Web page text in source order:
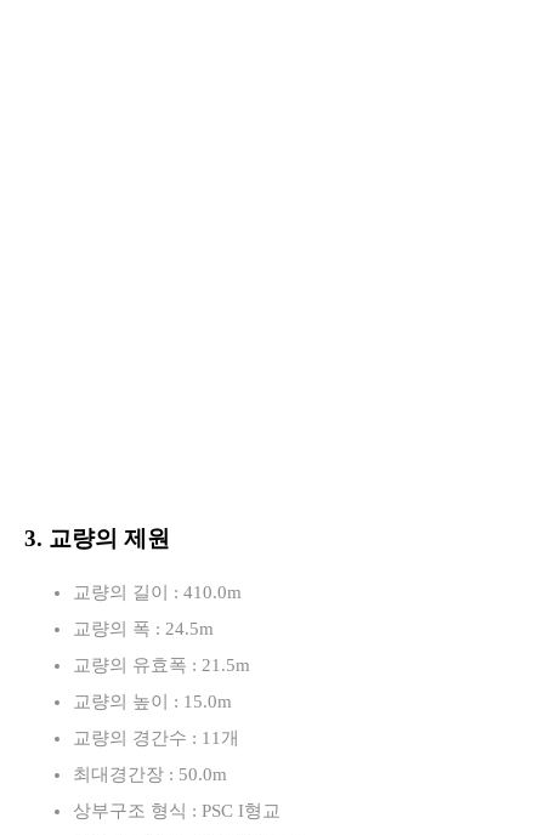
3. 교량의 제원
교량의 길이 : 410.0m
교량의 폭 : 24.5m
교량의 유효폭 : 21.5m
교량의 높이 : 15.0m
교량의 경간수 : 11개
최대경간장 : 50.0m
상부구조 형식 : PSC I형교